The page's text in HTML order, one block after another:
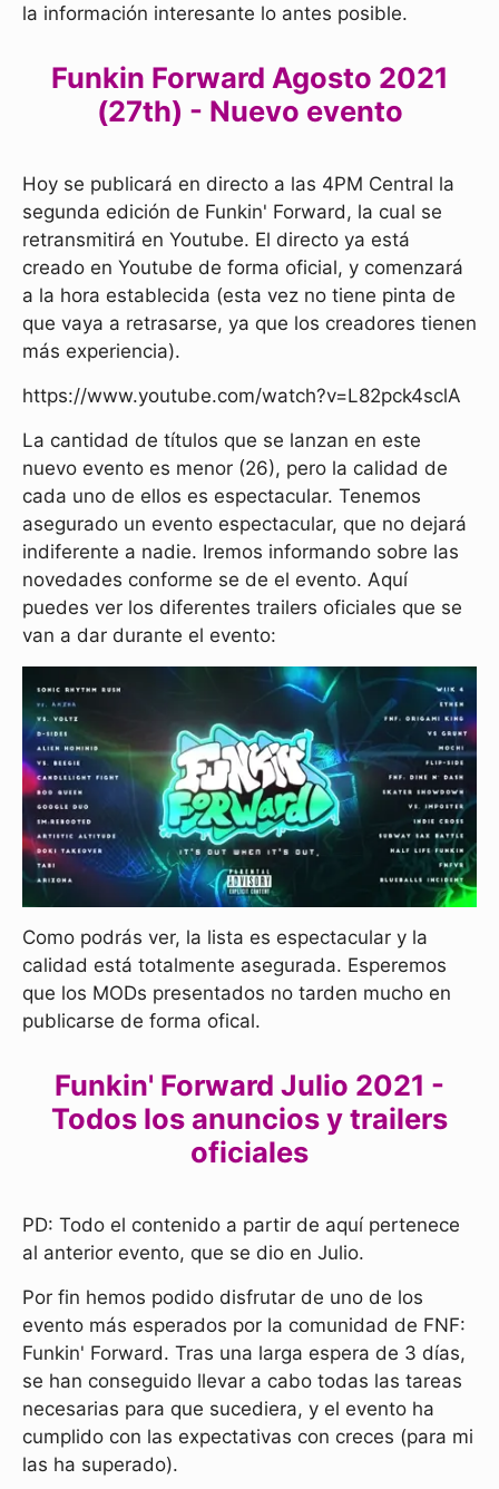
la información interesante lo antes posible.
Funkin Forward Agosto 2021
(27th) - Nuevo evento
Hoy se publicará en directo a las 4PM Central la
segunda edición de Funkin' Forward, la cual se
retransmitirá en Youtube. El directo ya está
creado en Youtube de forma oficial, y comenzará
a la hora establecida (esta vez no tiene pinta de
que vaya a retrasarse, ya que los creadores tienen
más experiencia).
https://www.youtube.com/watch?v=L82pck4sclA
La cantidad de títulos que se lanzan en este
nuevo evento es menor (26), pero la calidad de
cada uno de ellos es espectacular. Tenemos
asegurado un evento espectacular, que no dejará
indiferente a nadie. Iremos informando sobre las
novedades conforme se de el evento. Aquí
puedes ver los diferentes trailers oficiales que se
van a dar durante el evento:
Como podrás ver, la lista es espectacular y la
calidad está totalmente asegurada. Esperemos
que los MODs presentados no tarden mucho en
publicarse de forma ofical.
Funkin' Forward Julio 2021 -
Todos los anuncios y trailers
oficiales
PD: Todo el contenido a partir de aquí pertenece
al anterior evento, que se dio en Julio.
Por fin hemos podido disfrutar de uno de los
evento más esperados por la comunidad de FNF:
Funkin' Forward. Tras una larga espera de 3 días,
se han conseguido llevar a cabo todas las tareas
necesarias para que sucediera, y el evento ha
cumplido con las expectativas con creces (para mi
las ha superado).